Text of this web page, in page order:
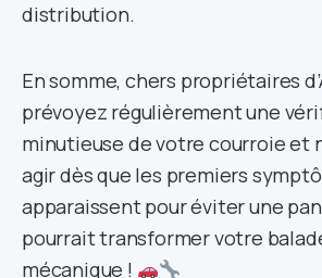
distribution.
En somme, chers propriétaires
prévoyez régulièrement une
minutieuse de votre courroie et
agir dès que les premiers
apparaissent pour éviter une
pourrait transformer votre
mécanique !